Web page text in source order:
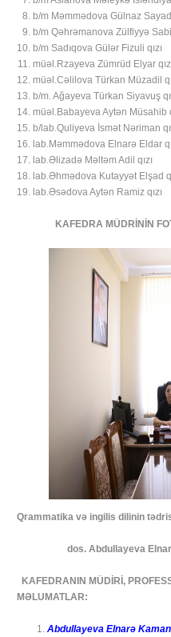
b/m Məmmədova Gülnaz Sayad
b/m Qəhrəmanova Zülfiyyə
b/m Sadıqova Gülər Fizuli qızı
müəl.Rzayeva Zümrüd Elyar
müəl.Cəlilova Türkan Müzadil
b/m. Ağayeva Türkan Siyavuş
müəl.Babayeva Aytən Müsahib
b/lab.Quliyeva İsmət Nəriman
lab.Məmmədova Elnarə Eldar
lab.Əlizadə Məltəm Adil qızı
lab.Əhmədova Kutayyət Elşad
lab.Əsədova Aytən Ramiz qızı
KAFEDRA MÜDRİNİN
Qrammatika və ingilis dilinin
dos. Abdullayeva Elnarə
KAFEDRANIN MÜDİRİ,
MƏLUMATLAR:
Abdullayeva Elnarə